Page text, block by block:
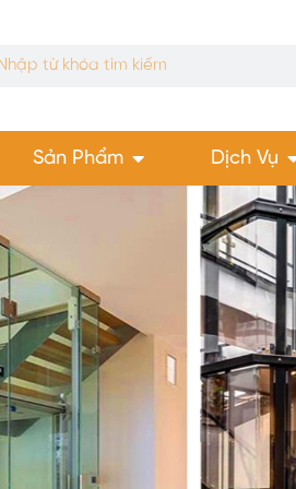
Sản Phẩm Dịch Vụ